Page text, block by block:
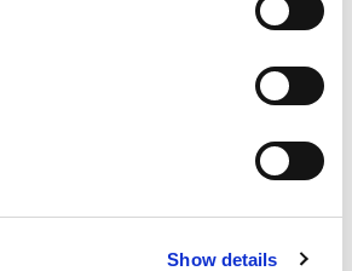
Show details